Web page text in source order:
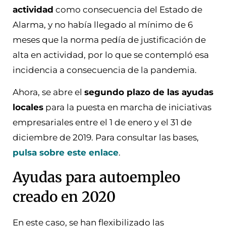
actividad como consecuencia del Estado de
Alarma, y no había llegado al mínimo de 6
meses que la norma pedía de justificación de
alta en actividad, por lo que se contempló esa
incidencia a consecuencia de la pandemia.
Ahora, se abre el segundo plazo de las ayudas
locales para la puesta en marcha de iniciativas
empresariales entre el 1 de enero y el 31 de
diciembre de 2019. Para consultar las bases,
pulsa sobre este enlace.
Ayudas para autoempleo
creado en 2020
En este caso, se han flexibilizado las